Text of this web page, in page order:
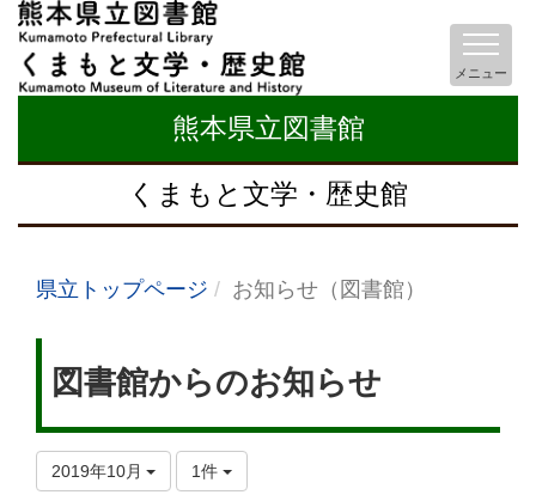
熊本県立図書館
くまもと文学・歴史館
メニュー
県立トップページ お知らせ（図書館）
図書館からのお知らせ
2019年10月 1件